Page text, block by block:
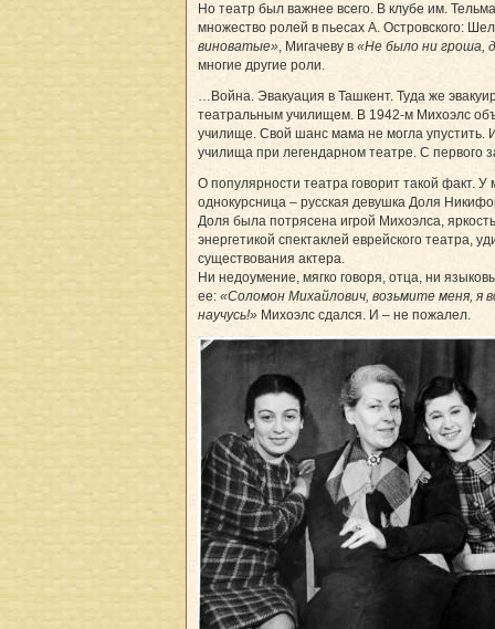
Но театр был важнее всего. В клубе им.
множество ролей в пьесах А. Островского:
виноватые», Мигачеву в «Не было ни гроша,
многие другие роли.
…Война. Эвакуация в Ташкент. Туда же
театральным училищем. В 1942-м Михоэлс
училище. Свой шанс мама не могла упустить.
училища при легендарном театре. С первого
О популярности театра говорит такой факт.
однокурсница – русская девушка Доля
Доля была потрясена игрой Михоэлса,
энергетикой спектаклей еврейского театра,
существования актера.
Ни недоумение, мягко говоря, отца, ни
ее: «Соломон Михайлович, возьмите меня, я
научусь!» Михоэлс сдался. И – не пожалел.